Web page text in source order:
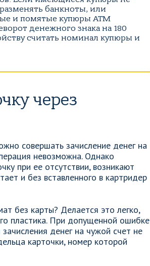
банкноты, или
и помятые купюры АТМ
денежного знака на 180
считать номинал купюры и
через
совершать зачисление денег на
невозможна. Однако
при ее отсутствии, возникают
и без вставленного в картридер
без карты? Делается это легко,
пластика. При допущенной ошибке
денег на чужой счет не
карточки, номер которой